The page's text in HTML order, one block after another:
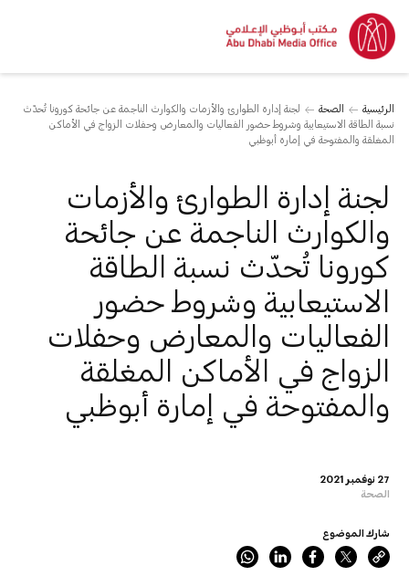
الرئيسية الصحة
لجنة إدارة الطوارئ والأزمات والكوارث الناجمة عن جائحة كورونا تُحدّث
نسبة الطاقة الاستيعابية وشروط حضور الفعاليات والمعارض وحفلات الزواج في الأماكن
المغلقة والمفتوحة في إمارة أبوظبي
27 نوفمبر 2021
الصحة
لجنة إدارة الطوارئ والأزمات
والكوارث الناجمة عن جائحة
كورونا تُحدّث نسبة الطاقة
الاستيعابية وشروط حضور
الفعاليات والمعارض وحفلات
الزواج في الأماكن المغلقة
والمفتوحة في إمارة أبوظبي
شارك الموضوع